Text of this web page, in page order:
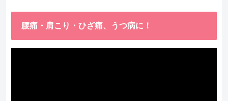
腰痛・肩こり・ひざ痛、うつ病に！